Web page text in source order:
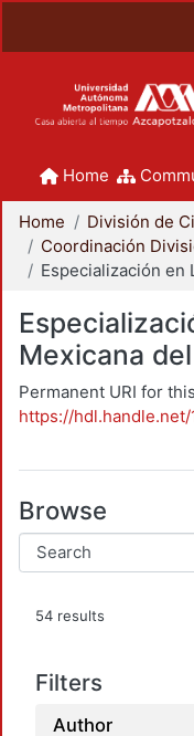
Home
Home
Mexicana
Permanent URI for
https://hdl.handle.net/
Browse
54 results
Filters
Author